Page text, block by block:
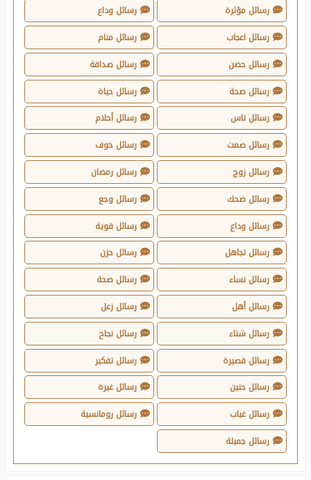
رسائل مؤثرة
رسائل وداع
رسائل اعجاب
رسائل منام
رسائل حضن
رسائل صداقة
رسائل صحة
رسائل حياة
رسائل ناس
رسائل أحلام
رسائل صمت
رسائل خوف
رسائل زوج
رسائل رمضان
رسائل ضحك
رسائل وجع
رسائل وداع
رسائل قوية
رسائل تجاهل
رسائل حزن
رسائل نساء
رسائل صحة
رسائل أهل
رسائل زعل
رسائل شتاء
رسائل نجاح
رسائل قصيرة
رسائل تفكير
رسائل حنين
رسائل غيرة
رسائل غياب
رسائل رومانسية
رسائل جميلة